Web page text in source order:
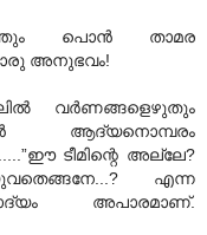
പൊന്‍ താമര
അനുഭവം!
വര്‍ണങ്ങളെഴുതും
ആദ്യനൊമ്പരം
ടീമിന്റെ അല്ലേ?
എന്ന
അപാരമാണ്.